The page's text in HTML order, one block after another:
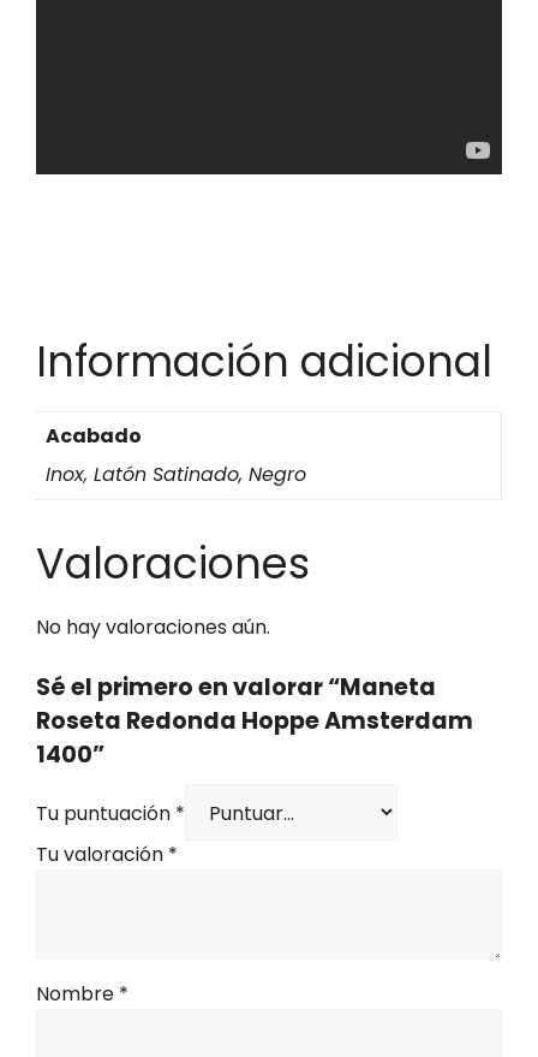
Información adicional
Acabado
Inox, Latón Satinado, Negro
Valoraciones
No hay valoraciones aún.
Sé el primero en valorar “Maneta
Roseta Redonda Hoppe Amsterdam
1400”
Tu puntuación *
Tu valoración *
Nombre *